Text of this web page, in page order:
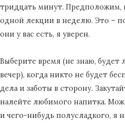
тридцать минут. Предположим,
одной лекции в неделю. Это –
они у вас есть, я уверен.
Выберите время (не знаю, будет
вечер), когда никто не будет
дела и заботы в сторону.
налейте любимого напитка.
и чего-нибудь полусладкого, я